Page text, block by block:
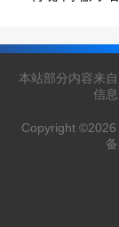
本站部分内容来
信
Copyright ©2026